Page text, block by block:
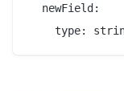
  newField: